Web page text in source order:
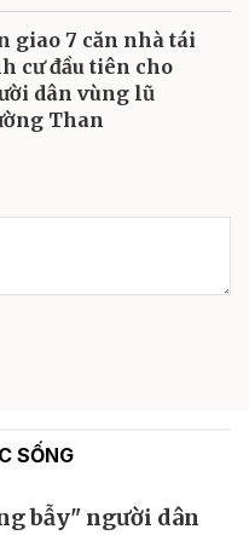
giao 7 căn nhà tái
cư đầu tiên cho
dân vùng lũ
Than
SỐNG
bẫy" người dân